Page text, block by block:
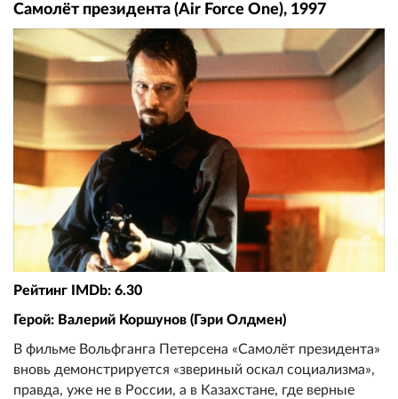
Самолёт президента (Air Force One), 1997
Рейтинг IMDb: 6.30
Герой: Валерий Коршунов (Гэри Олдмен)
В фильме Вольфганга Петерсена «Самолёт президента»
вновь демонстрируется «звериный оскал социализма»,
правда, уже не в России, а в Казахстане, где верные